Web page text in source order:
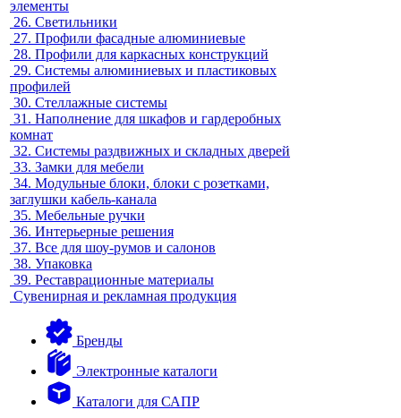
элементы
26. Светильники
27. Профили фасадные алюминиевые
28. Профили для каркасных конструкций
29. Системы алюминиевых и пластиковых
профилей
30. Стеллажные системы
31. Наполнение для шкафов и гардеробных
комнат
32. Системы раздвижных и складных дверей
33. Замки для мебели
34. Модульные блоки, блоки с розетками,
заглушки кабель-канала
35. Мебельные ручки
36. Интерьерные решения
37. Все для шоу-румов и салонов
38. Упаковка
39. Реставрационные материалы
Сувенирная и рекламная продукция
Бренды
Электронные каталоги
Каталоги для САПР